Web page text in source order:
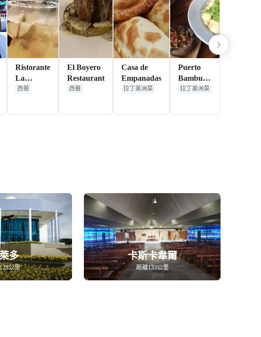
Ristorante
La
Toscana
西餐
El Boyero
Restaurant
西餐
Casa de
Empanadas
拉丁美洲菜
Puerto
Bambu
Resto Bar
拉丁美洲菜
多
公里
卡斯卡韋爾
距離133公里